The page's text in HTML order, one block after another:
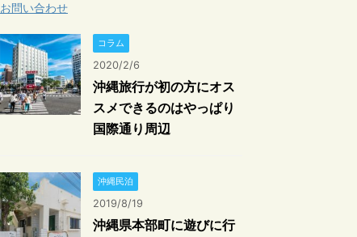
お問い合わせ
コラム
2020/2/6
沖縄旅行が初の方にオス
スメできるのはやっぱり
国際通り周辺
沖縄民泊
2019/8/19
沖縄県本部町に遊びに行